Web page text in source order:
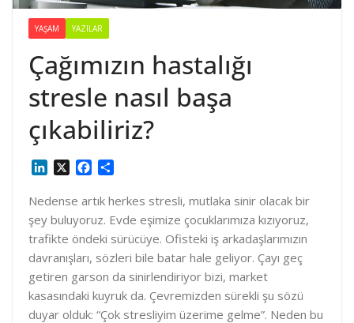
YAŞAM YAZILAR
Çağımızın hastalığı
stresle nasıl başa
çıkabiliriz?
L
n
k
e
d
I
n
X
c
e
b
o
o
k
a
r
e
Nedense artık herkes stresli, mutlaka sinir olacak bir
şey buluyoruz. Evde eşimize çocuklarımıza kızıyoruz,
trafikte öndeki sürücüye. Ofisteki iş arkadaşlarımızın
davranışları, sözleri bile batar hale geliyor. Çayı geç
getiren garson da sinirlendiriyor bizi, market
kasasındaki kuyruk da. Çevremizden sürekli şu sözü
duyar olduk: “Çok stresliyim üzerime gelme”. Neden bu